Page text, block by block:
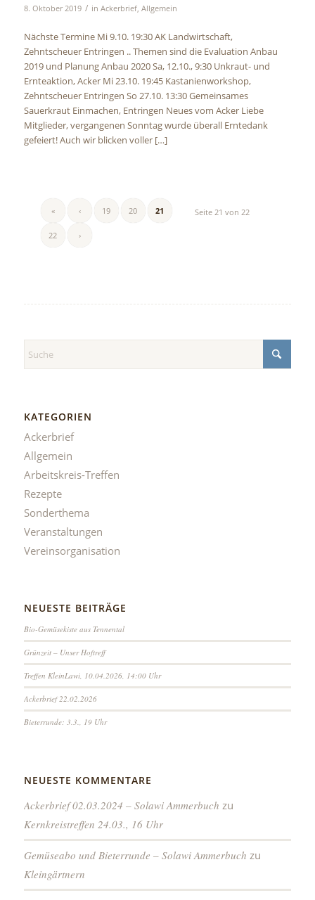
8. Oktober 2019 / in Ackerbrief, Allgemein
Nächste Termine Mi 9.10. 19:30 AK Landwirtschaft,
Zehntscheuer Entringen .. Themen sind die Evaluation Anbau
2019 und Planung Anbau 2020 Sa, 12.10., 9:30 Unkraut- und
Ernteaktion, Acker Mi 23.10. 19:45 Kastanienworkshop,
Zehntscheuer Entringen So 27.10. 13:30 Gemeinsames
Sauerkraut Einmachen, Entringen Neues vom Acker Liebe
Mitglieder, vergangenen Sonntag wurde überall Erntedank
gefeiert! Auch wir blicken voller […]
Seite 21 von 22
« ‹ 19 20 21
22 ›
KATEGORIEN
Ackerbrief
Allgemein
Arbeitskreis-Treffen
Rezepte
Sonderthema
Veranstaltungen
Vereinsorganisation
NEUESTE BEITRÄGE
Bio-Gemüsekiste aus Tennental
Grünzeit – Unser Hoftreff
Treffen KleinLawi, 10.04.2026, 14:00 Uhr
Ackerbrief 22.02.2026
Bieterrunde: 3.3., 19 Uhr
NEUESTE KOMMENTARE
Ackerbrief 02.03.2024 – Solawi Ammerbuch zu
Kernkreistreffen 24.03., 16 Uhr
Gemüseabo und Bieterrunde – Solawi Ammerbuch zu
Kleingärtnern